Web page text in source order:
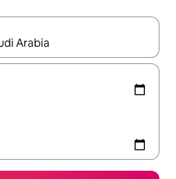
використовуйте для